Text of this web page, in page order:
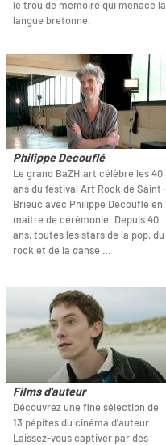
le trou de mémoire qui menace la
langue bretonne.
Philippe Decouflé
Le grand BaZH.art célèbre les 40
ans du festival Art Rock de Saint-
Brieuc avec Philippe Découflé en
maitre de cérémonie. Depuis 40
ans, toutes les stars de la pop, du
rock et de la danse …
Films d'auteur
Découvrez une fine sélection de
13 pépites du cinéma d'auteur.
Laissez-vous captiver par des